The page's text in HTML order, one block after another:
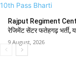
10th Pass Bharti
Rajput Regiment
रेजिमेंट सेंटर फतेहगढ़ भर्ती,
9 August, 2026